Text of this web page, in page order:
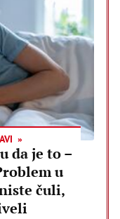
da je to –
u
čuli,